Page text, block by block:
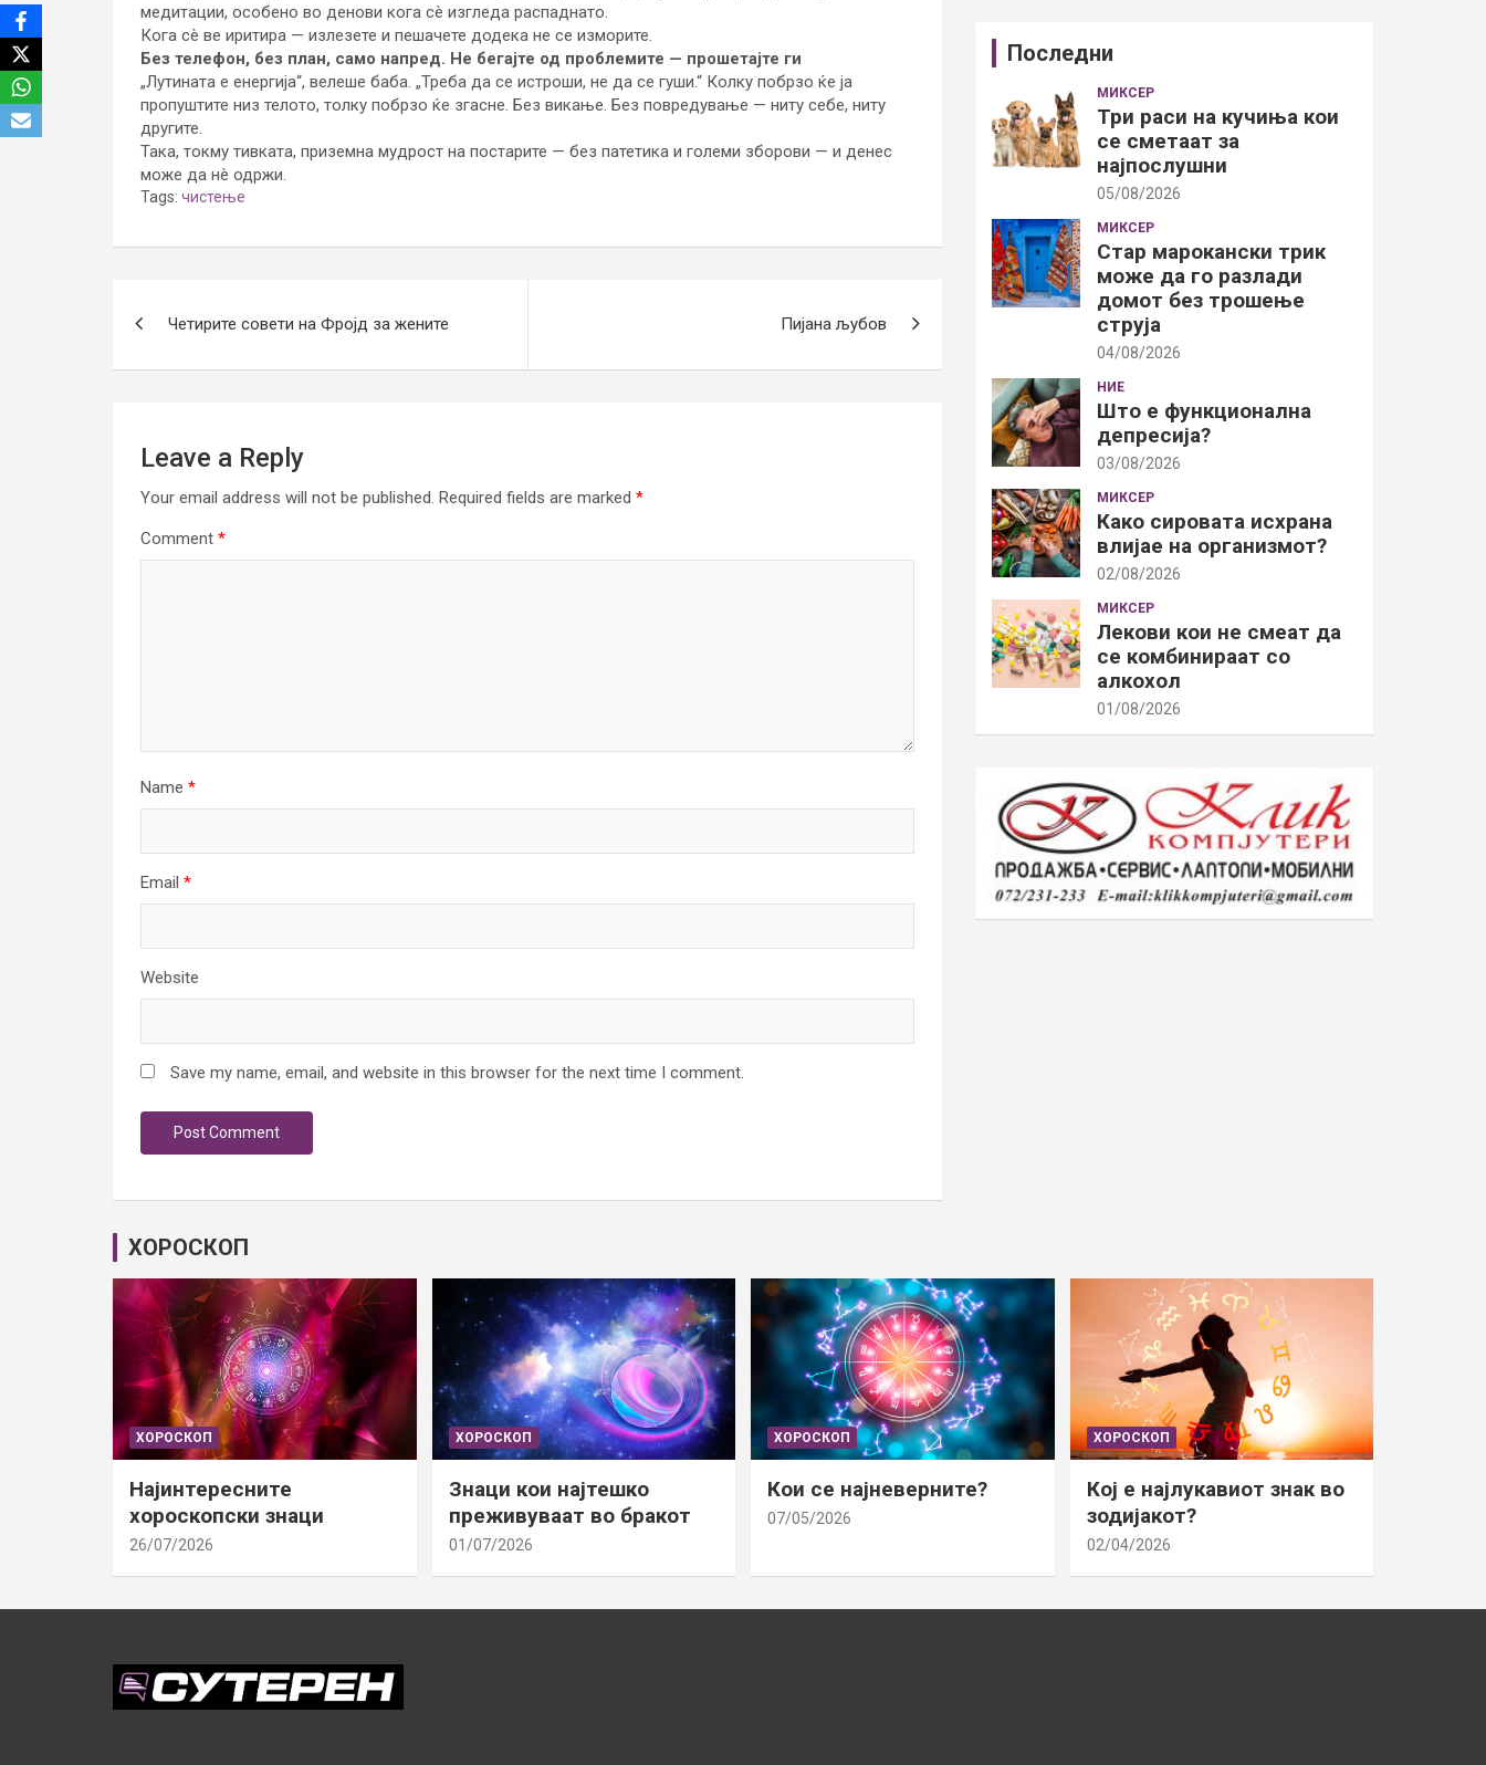
медитации, особено во денови кога сè изгледа распаднато.
Кога сè ве иритира — излезете и пешачете додека не се изморите.
Без телефон, без план, само напред. Не бегајте од проблемите — прошетајте ги
„Лутината е енергија“, велеше баба. „Треба да се истроши, не да се гуши.“ Колку побрзо ќе ја
пропуштите низ телото, толку побрзо ќе згасне. Без викање. Без повредување — ниту себе, ниту
другите.
Така, токму тивката, приземна мудрост на постарите — без патетика и големи зборови — и денес
може да нè одржи.
Tags: чистење
navigation
Четирите совети на Фројд за жените Пијана љубов
Leave a Reply
Your email address will not be published. Required fields are marked *
Comment *
Name *
Email *
Website
Save my name, email, and website in this browser for the next time I comment.
Последни
МИКСЕР
Три раси на кучиња кои
се сметаат за
најпослушни
05/08/2026
МИКСЕР
Стар марокански трик
може да го разлади
домот без трошење
струја
04/08/2026
НИЕ
Што е функционална
депресија?
03/08/2026
МИКСЕР
Како сировата исхрана
влијае на организмот?
02/08/2026
МИКСЕР
Лекови кои не смеат да
се комбинираат со
алкохол
01/08/2026
ХОРОСКОП
ХОРОСКОП
Најинтересните
хороскопски знаци
26/07/2026
ХОРОСКОП
Знаци кои најтешко
преживуваат во бракот
01/07/2026
ХОРОСКОП
Кои се најневерните?
07/05/2026
ХОРОСКОП
Кој е најлукавиот знак во
зодијакот?
02/04/2026